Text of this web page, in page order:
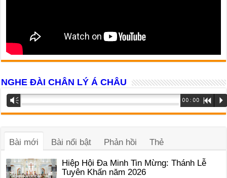
NGHE ĐÀI CHÂN LÝ Á CHÂU
Trình
phát
Vm 00:00 R P
Bài mới Bài nổi bật Phản hồi Thẻ
Hiệp Hội Đa Minh Tin Mừng: Thánh Lễ
Tuyên Khấn năm 2026